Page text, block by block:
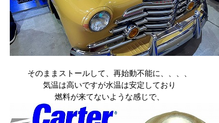
そのままストールして、再始動不能に、、、、
気温は高いですが水温は安定しており
燃料が来てないような感じで、